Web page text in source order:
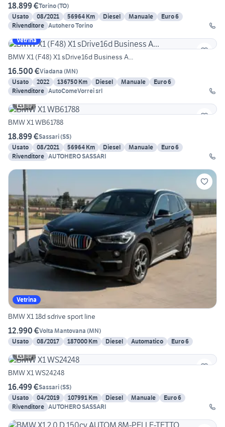
18.899 €Torino(TO)
Usato
08/2021 56964 Km Diesel Manuale
Euro 6
Rivenditore Autohero Torino
Vetrina
BMW X1 (F48) X1 sDrive16d Business A...
16.500 €Viadana (MN)
Usato
2022 136750 Km Diesel Manuale
Euro 6
Rivenditore AutoComeVorrei srl
10
BMW X1 WB61788
18.899 €Sassari(SS)
Usato
08/2021 56964 Km Diesel Manuale
Euro 6
Rivenditore AUTOHERO SASSARI
Vetrina
BMW X1 18d sdrive sport line
12.990 €Volta Mantovana (MN)
Usato
08/2017 187000 Km Diesel Automatico
Euro 6
10
BMW X1 WS24248
16.499 €Sassari(SS)
Usato
04/2019 107991 Km Diesel Manuale
Euro 6
Rivenditore AUTOHERO SASSARI